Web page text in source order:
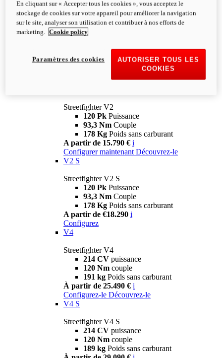
Streetfighter V2
120 Pk Puissance
93,3 Nm Couple
178 Kg Poids sans carburant
A partir de 15.790 € i
Configurer maintenant Découvrez-le
V2 S
Streetfighter V2 S
120 Pk Puissance
93,3 Nm Couple
178 Kg Poids sans carburant
A partir de €18.290 i
Configurez
V4
Streetfighter V4
214 CV puissance
120 Nm couple
191 kg Poids sans carburant
À partir de 25.490 € i
Configurez-le Découvrez-le
V4 S
Streetfighter V4 S
214 CV puissance
120 Nm couple
189 kg Poids sans carburant
En cliquant sur « Accepter tous les cookies », vous acceptez le
stockage de cookies sur votre appareil pour améliorer la navigation
sur le site, analyser son utilisation et contribuer à nos efforts de
marketing.
Cookie policy
AUTORISER TOUS LES
COOKIES
Paramètres des cookies